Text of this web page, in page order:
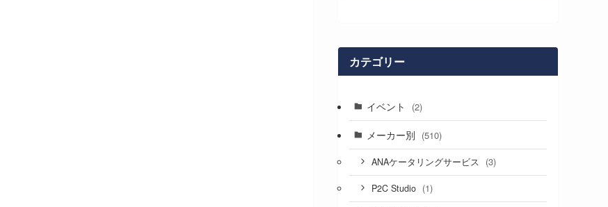
カテゴリー
イベント (2)
メーカー別 (510)
ANAケータリングサービス (3)
P2C Studio (1)